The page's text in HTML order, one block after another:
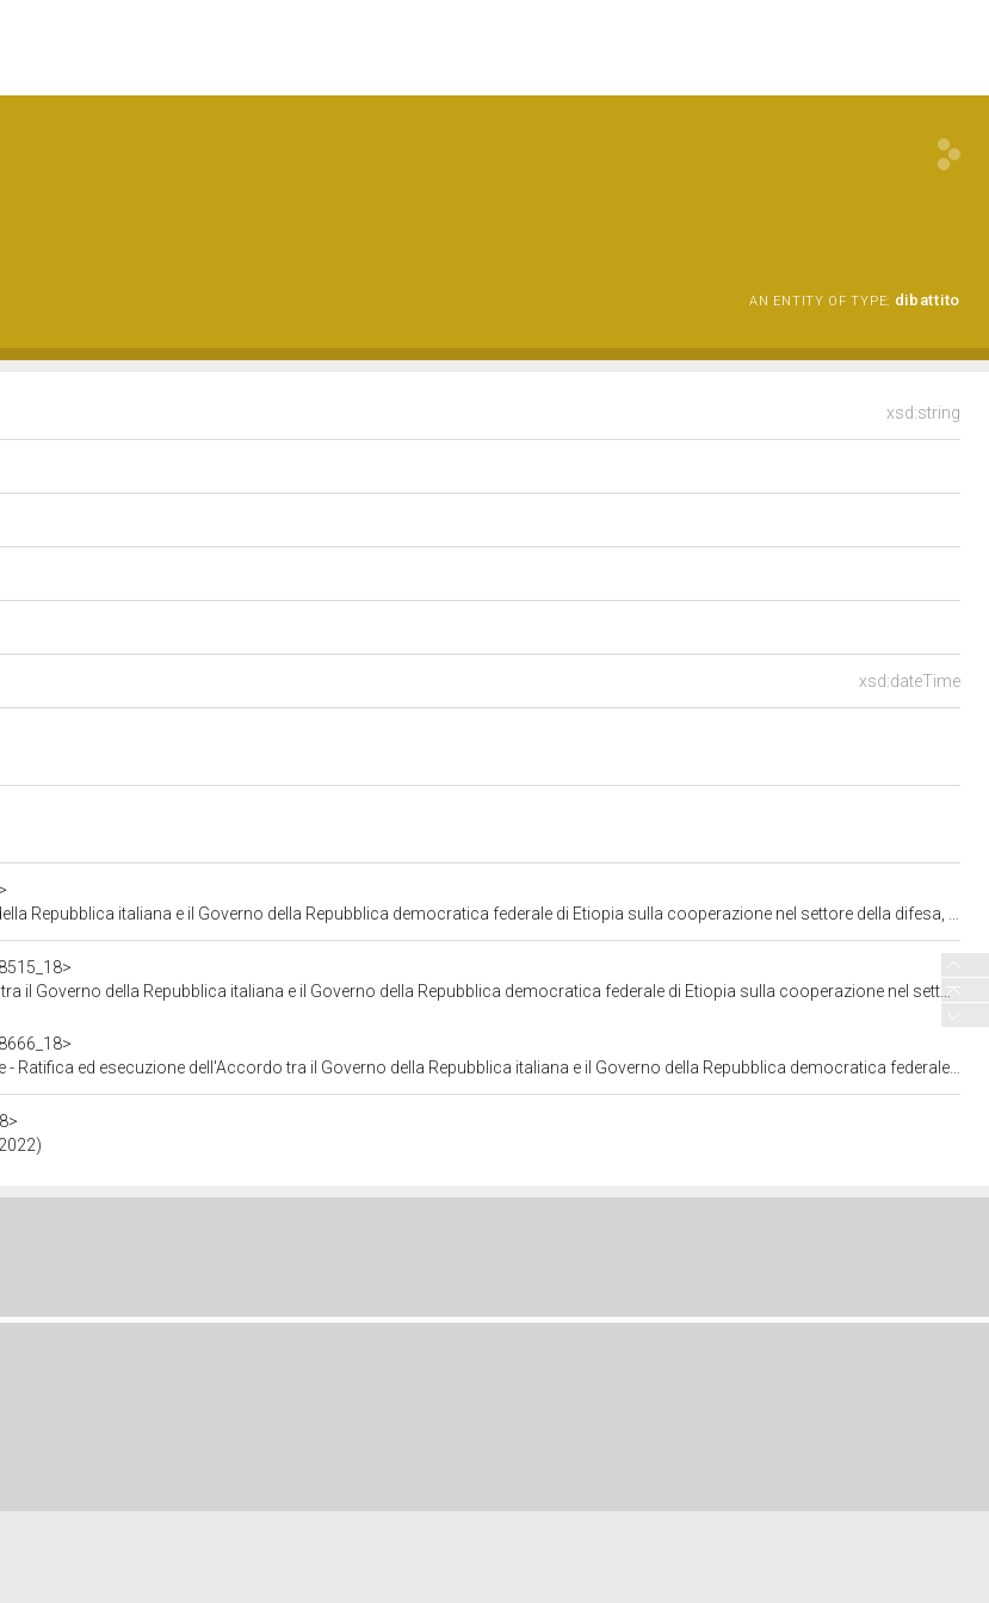
AN ENTITY OF TYPE: dibattito
xsd:string
xsd:dateTime
italiana e il Governo della Repubblica democratica federale di Etiopia sulla cooperazione nel settore della difesa, fatto ad Addis Abeba il 10 aprile 2019" (1999)
italiana e il Governo della Repubblica democratica federale di Etiopia sulla cooperazione nel settore della difesa, fatto ad Addis Abeba il 10 aprile 2019. C. 1999
tra il Governo della Repubblica italiana e il Governo della Repubblica democratica federale di Etiopia sulla cooperazione nel settore della difesa, fatto ad Addis Abeba il 10 aprile 2019. C. 1999